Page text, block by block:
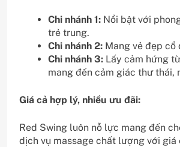
Chi nhánh 1: Nổi bật với
trẻ trung.
Chi nhánh 2: Mang vẻ đẹp cổ
Chi nhánh 3: Lấy cảm hứng
mang đến cảm giác thư thái,
Giá cả hợp lý, nhiều ưu đãi:
Red Swing luôn nỗ lực mang đến
dịch vụ massage chất lượng với giá